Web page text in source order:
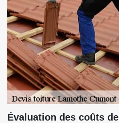
Évaluation des coûts